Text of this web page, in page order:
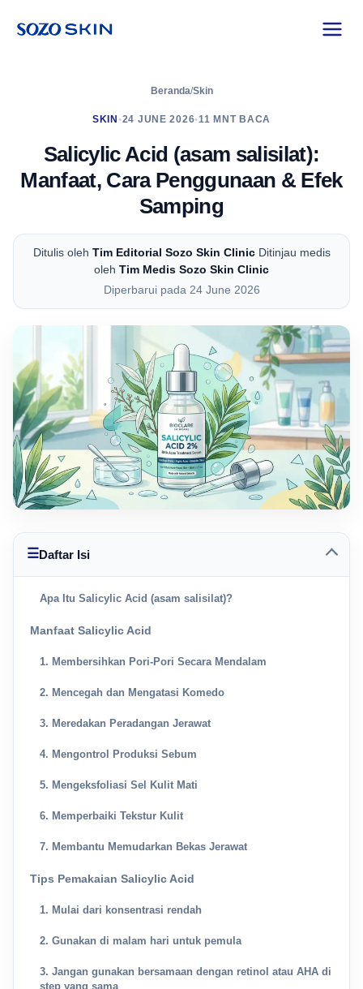
Beranda/Skin
SKIN •24 JUNE 2026•11 MNT BACA
Salicylic Acid (asam salisilat):
Manfaat, Cara Penggunaan & Efek
Samping
Ditulis oleh Tim Editorial Sozo Skin Clinic Ditinjau medis
oleh Tim Medis Sozo Skin Clinic
Diperbarui pada 24 June 2026
☰Daftar Isi
Apa Itu Salicylic Acid (asam salisilat)?
Manfaat Salicylic Acid
1. Membersihkan Pori-Pori Secara Mendalam
2. Mencegah dan Mengatasi Komedo
3. Meredakan Peradangan Jerawat
4. Mengontrol Produksi Sebum
5. Mengeksfoliasi Sel Kulit Mati
6. Memperbaiki Tekstur Kulit
7. Membantu Memudarkan Bekas Jerawat
Tips Pemakaian Salicylic Acid
1. Mulai dari konsentrasi rendah
2. Gunakan di malam hari untuk pemula
3. Jangan gunakan bersamaan dengan retinol atau AHA di
step yang sama